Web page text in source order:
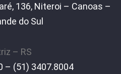
136, Niteroi – Canoas –
do Sul
– RS
– (51) 3407.8004